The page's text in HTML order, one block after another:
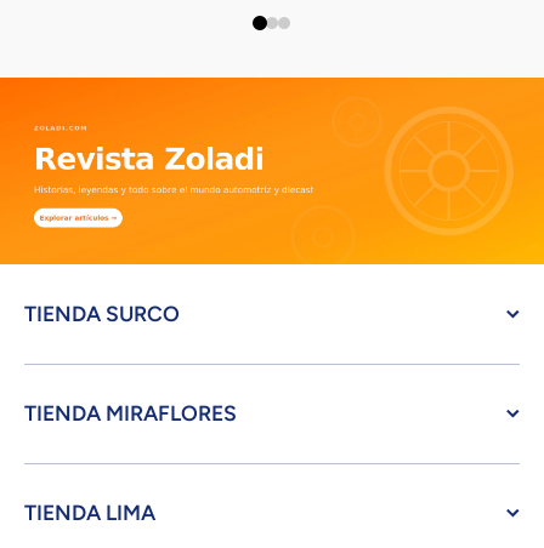
TIENDA SURCO
TIENDA MIRAFLORES
TIENDA LIMA